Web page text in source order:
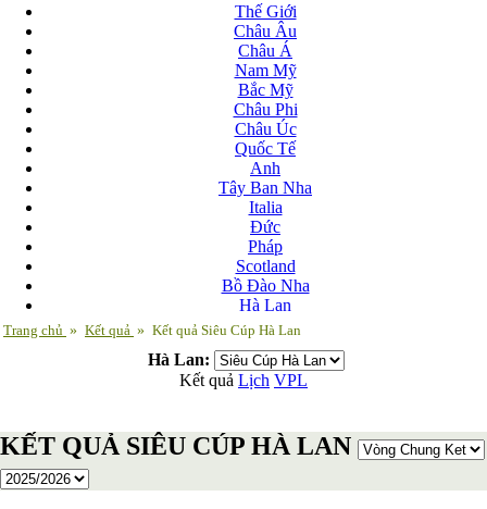
Thế Giới
Châu Âu
Châu Á
Nam Mỹ
Bắc Mỹ
Châu Phi
Châu Úc
Quốc Tế
Anh
Tây Ban Nha
Italia
Đức
Pháp
Scotland
Bồ Đào Nha
Hà Lan
Nga
Albania
Andorra
Armenia
Belarus
Trang chủ » Kết quả » Kết quả Siêu Cúp Hà Lan
Hà Lan:
Kết quả Lịch VPL
KẾT QUẢ SIÊU CÚP HÀ LAN